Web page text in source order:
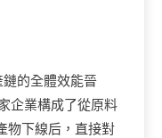
鏈的全體效能晉
企業構成了從原料
物下線后，直接對